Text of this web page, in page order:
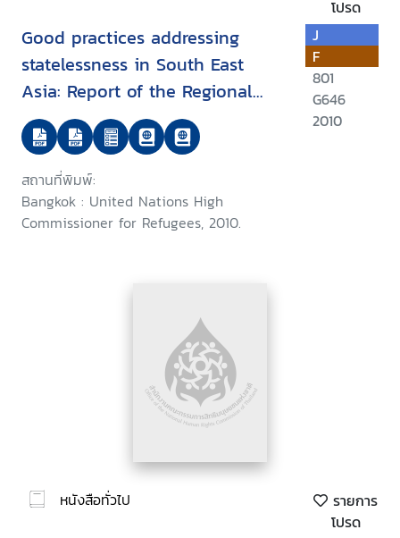
โปรด
Good practices addressing
statelessness in South East
Asia: Report of the Regional
Expert Roundtable on Good
Practices for the Identification,
Prevention and Reduction of
Statelessness and the
Protection of Stateless Persons
สถานที่พิมพ์:
Bangkok : United Nations High
Commissioner for Refugees, 2010.
J
F
801
G646
2010
หนังสือทั่วไป
รายการ
โปรด